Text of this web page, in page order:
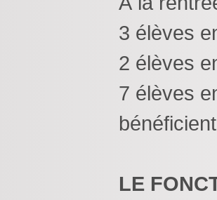
3 élèves
2 élèves
7 élèves
LE